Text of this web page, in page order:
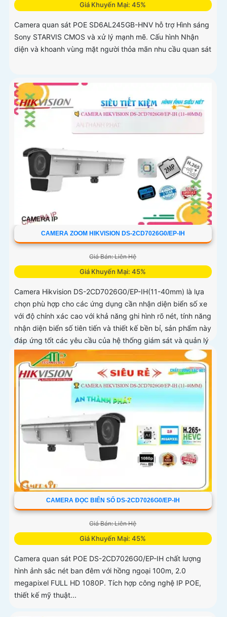
Giá Khuyến Mại: 45%
Camera quan sát POE SD6AL245GB-HNV hỗ trợ Hình sáng
Sony STARVIS CMOS và xử lý mạnh mẽ. Cấu hình Nhận
diện và khoanh vùng mặt người thỏa mãn nhu cầu quan sát
CAMERA ZOOM HIKVISION DS-2CD7026G0/EP-IH
Giá Bán: Liên Hệ
Giá Khuyến Mại: 45%
Camera Hikvision DS-2CD7026G0/EP-IH(11-40mm) là lựa
chọn phù hợp cho các ứng dụng cần nhận diện biển số xe
với độ chính xác cao với khả năng ghi hình rõ nét, tính năng
nhận diện biển số tiên tiến và thiết kế bền bỉ, sản phẩm này
đáp ứng tốt các yêu cầu của hệ thống giám sát và quản lý
giao thông.
CAMERA ĐỌC BIỂN SỐ DS-2CD7026G0/EP-IH
Giá Bán: Liên Hệ
Giá Khuyến Mại: 45%
Camera quan sát POE DS-2CD7026G0/EP-IH chất lượng
hình ảnh sắc nét ban đêm với hồng ngoại 100m, 2.0
megapixel FULL HD 1080P. Tích hợp công nghệ IP POE,
thiết kế mỹ thuật...